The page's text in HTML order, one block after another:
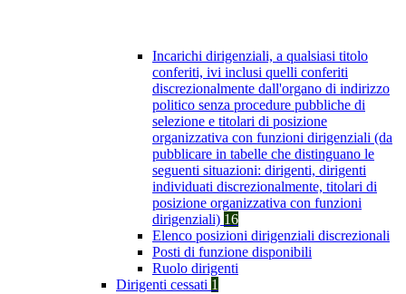
Incarichi dirigenziali, a qualsiasi titolo
conferiti, ivi inclusi quelli conferiti
discrezionalmente dall'organo di indirizzo
politico senza procedure pubbliche di
selezione e titolari di posizione
organizzativa con funzioni dirigenziali (da
pubblicare in tabelle che distinguano le
seguenti situazioni: dirigenti, dirigenti
individuati discrezionalmente, titolari di
posizione organizzativa con funzioni
dirigenziali) 16
Elenco posizioni dirigenziali discrezionali
Posti di funzione disponibili
Ruolo dirigenti
Dirigenti cessati 1